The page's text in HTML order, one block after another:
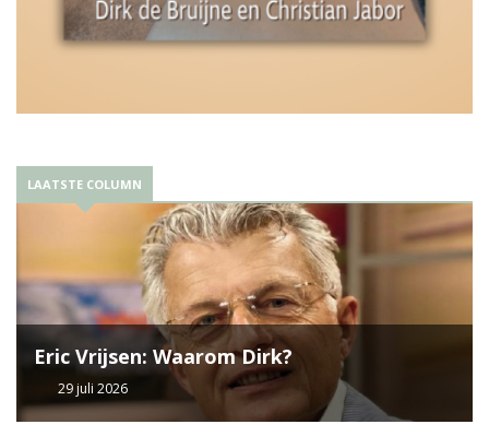
LAATSTE COLUMN
Eric Vrijsen: Waarom Dirk?
29 juli 2026